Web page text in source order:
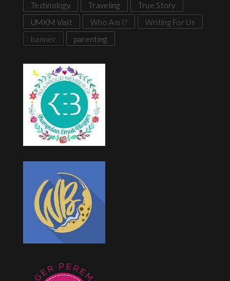
Technology
Traveling
True Story
UMKM Visit
Who Am I?
Writing For Us
banner
parenting